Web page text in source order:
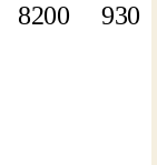
8200 9300